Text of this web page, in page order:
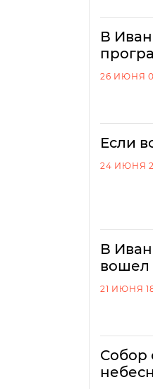
В
26 ИЮНЯ
Если
24 ИЮНЯ
В
вошел
21 ИЮНЯ
Собор